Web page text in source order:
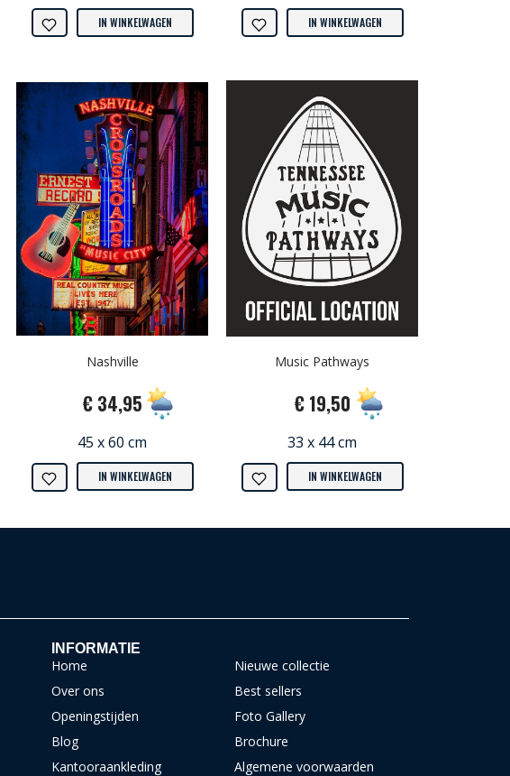
IN WINKELWAGEN IN WINKELWAGEN
Nashville
€ 34,95
45 x 60 cm
IN WINKELWAGEN
Music Pathways
€ 19,50
33 x 44 cm
IN WINKELWAGEN
INFORMATIE
Home
Over ons
Openingstijden
Blog
Kantooraankleding
Nieuwe collectie
Best sellers
Foto Gallery
Brochure
Algemene voorwaarden